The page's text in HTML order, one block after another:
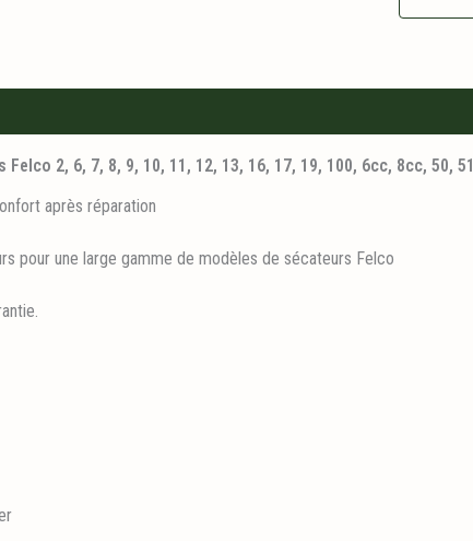
8,
2, 6, 7, 8, 9, 10, 11, 12, 13, 16, 17, 19, 100, 6cc, 8cc, 50, 51
après réparation
pour une large gamme de modèles de sécateurs Felco